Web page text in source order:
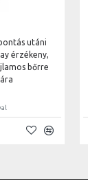
utáni
érzékeny,
bőrre